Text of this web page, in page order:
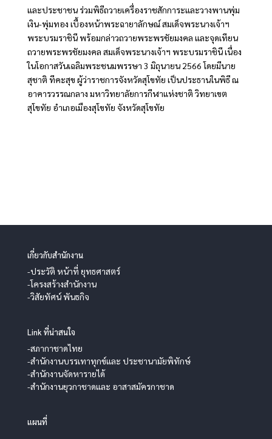
และประชาชน ร่วมพิธีถวายเครื่องราชสักการะและวางพานพุ่ม
เงิน-พุ่มทอง เบื้องหน้าพระฉายาลักษณ์ สมเด็จพระนางเจ้าฯ
พระบรมราชินี พร้อมกล่าวถวายพระพรชัยมงคล และจุดเทียน
ถวายพระพรชัยมงคล สมเด็จพระนางเจ้าฯ พระบรมราชินี เนื่อง
ในโอกาสวันเฉลิมพระชนมพรรษา 3 มิถุนายน 2566 โดยมีนาย
สุชาติ ทีคะสุข ผู้ว่าราชการจังหวัดสุโขทัย เป็นประธานในพิธี ณ
อาคารวรรณกลาง มหาวิทยาลัยการกีฬาแห่งชาติ วิทยาเขต
สุโขทัย อำเภอเมืองสุโขทัย จังหวัดสุโขทัย
เกี่ยวกับสำนักงาน
-ประวัติ หน้าที่ ยุทธศาสตร์
-โครงสร้างสำนักงาน
-วิสัยทัศน์ พันธกิจ
Link ที่น่าสนใจ
-สภากาชาดไทย
-สำนักงานบรรเทาทุกข์และ ประชานามัยพิทักษ์
-สำนักงานจัดหารายได้
-สำนักงานยุวกาชาดและ อาสาสมัครกาชาด
แผนที่